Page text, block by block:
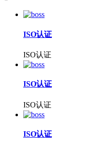
ISO认证
ISO认证
ISO认证
ISO认证
ISO认证